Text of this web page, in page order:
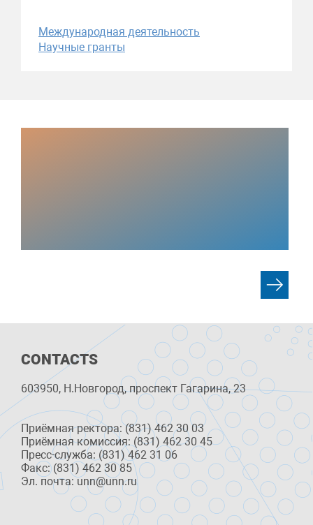
Международная деятельность
Научные гранты
CONTACTS
603950, Н.Новгород, проспект Гагарина, 23
Приёмная ректора: (831) 462 30 03
Приёмная комиссия: (831) 462 30 45
Пресс-служба: (831) 462 31 06
Факс: (831) 462 30 85
Эл. почта: unn@unn.ru